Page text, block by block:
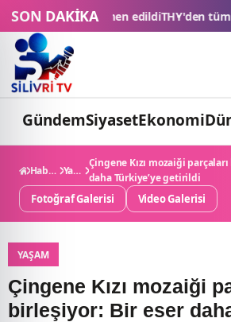
SON DAKİKA
tüm zamanların yolcu ve uçuş rekoru
GündemSiyasetEkonomi
Haberler Yaşam
Çingene Kızı mozaiği
daha Türkiye’ye getirildi
Fotoğraf Galerisi Video Galerisi
YAŞAM
Çingene Kızı mozaiği
birleşiyor: Bir eser